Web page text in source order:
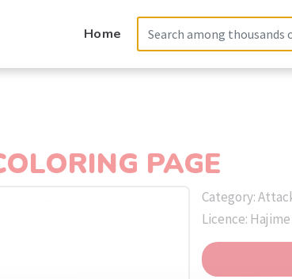
Home
PAGE
Category:
Licence: